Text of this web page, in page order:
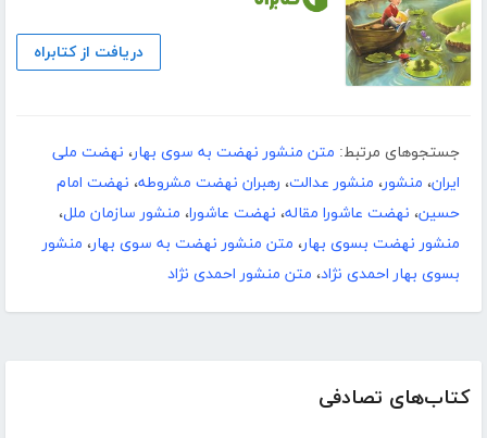
کتاب‌های تصادفی
دریافت از کتابراه
جستجوهای مرتبط: متن منشور نهضت به سوی بهار، نهضت ملی
ایران، منشور، منشور عدالت، رهبران نهضت مشروطه، نهضت امام
حسین، نهضت عاشورا مقاله، نهضت عاشورا، منشور سازمان ملل،
منشور نهضت بسوی بهار، متن منشور نهضت به سوی بهار، منشور
بسوی بهار احمدی نژاد، متن منشور احمدی نژاد